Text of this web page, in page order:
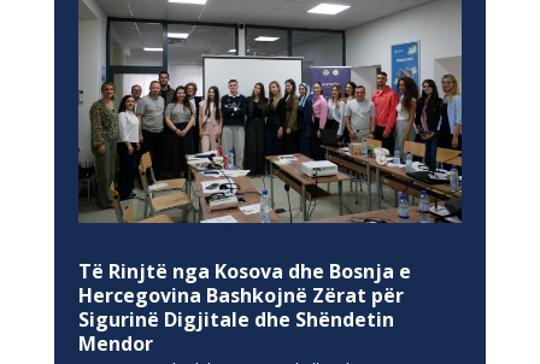
Të Rinjtë nga Kosova dhe Bosnja e
Hercegovina Bashkojnë Zërat për
Sigurinë Digjitale dhe Shëndetin
Mendor